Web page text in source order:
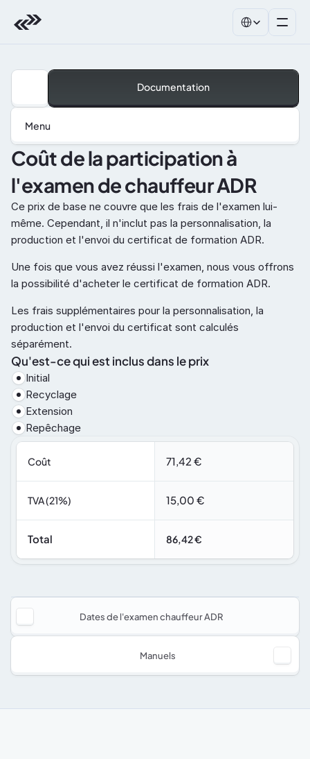
Documentation
Menu
Coût de la participation à
l'examen de chauffeur ADR
Ce prix de base ne couvre que les frais de l'examen lui-
même. Cependant, il n'inclut pas la personnalisation, la
production et l'envoi du certificat de formation ADR.
Une fois que vous avez réussi l'examen, nous vous offrons
la possibilité d'acheter le certificat de formation ADR.
Les frais supplémentaires pour la personnalisation, la
production et l'envoi du certificat sont calculés
séparément.
Qu'est-ce qui est inclus dans le prix
Initial
Recyclage
Extension
Repêchage
Coût 71,42 €
TVA (21%) 15,00 €
Total 86,42 €
Dates de l'examen chauffeur ADR
Manuels